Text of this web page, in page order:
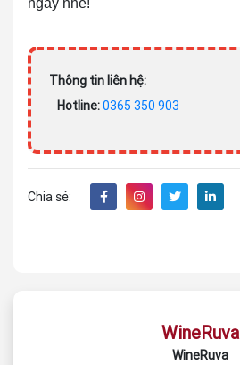
ngay nhé!
Thông tin liên hệ:
Hotline:0365 350 903
Chia sẻ:
WineRuva
WineRuva